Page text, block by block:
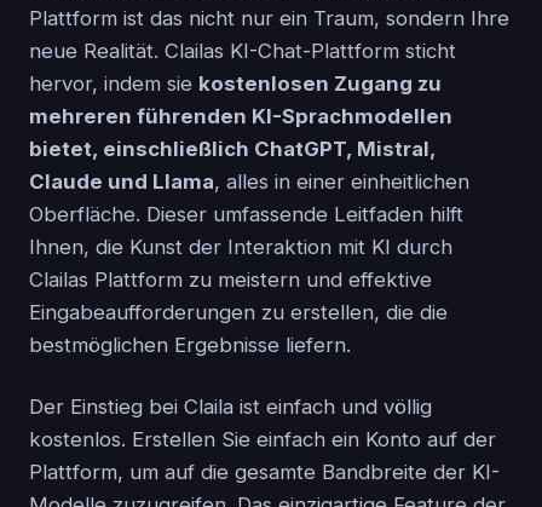
Plattform ist das nicht nur ein Traum, sondern Ihre
neue Realität. Clailas KI-Chat-Plattform sticht
hervor, indem sie kostenlosen Zugang zu
mehreren führenden KI-Sprachmodellen
bietet, einschließlich ChatGPT, Mistral,
Claude und Llama, alles in einer einheitlichen
Oberfläche. Dieser umfassende Leitfaden hilft
Ihnen, die Kunst der Interaktion mit KI durch
Clailas Plattform zu meistern und effektive
Eingabeaufforderungen zu erstellen, die die
bestmöglichen Ergebnisse liefern.
Der Einstieg bei Claila ist einfach und völlig
kostenlos. Erstellen Sie einfach ein Konto auf der
Plattform, um auf die gesamte Bandbreite der KI-